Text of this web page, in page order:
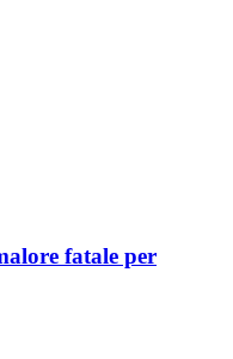
fatale per